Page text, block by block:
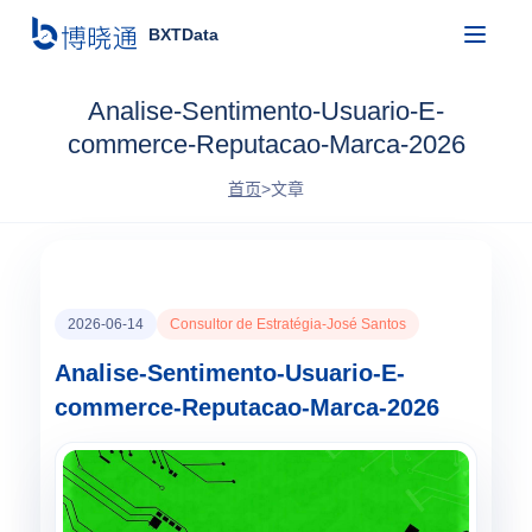
BXTData
Analise-Sentimento-Usuario-E-
commerce-Reputacao-Marca-2026
首页>文章
2026-06-14 Consultor de Estratégia-José Santos
Analise-Sentimento-Usuario-E-
commerce-Reputacao-Marca-2026